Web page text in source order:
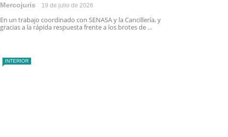
Mercojuris 19 de julio de 2026
En un trabajo coordinado con SENASA y la Cancillería, y
gracias a la rápida respuesta frente a los brotes de ...
INTERIOR